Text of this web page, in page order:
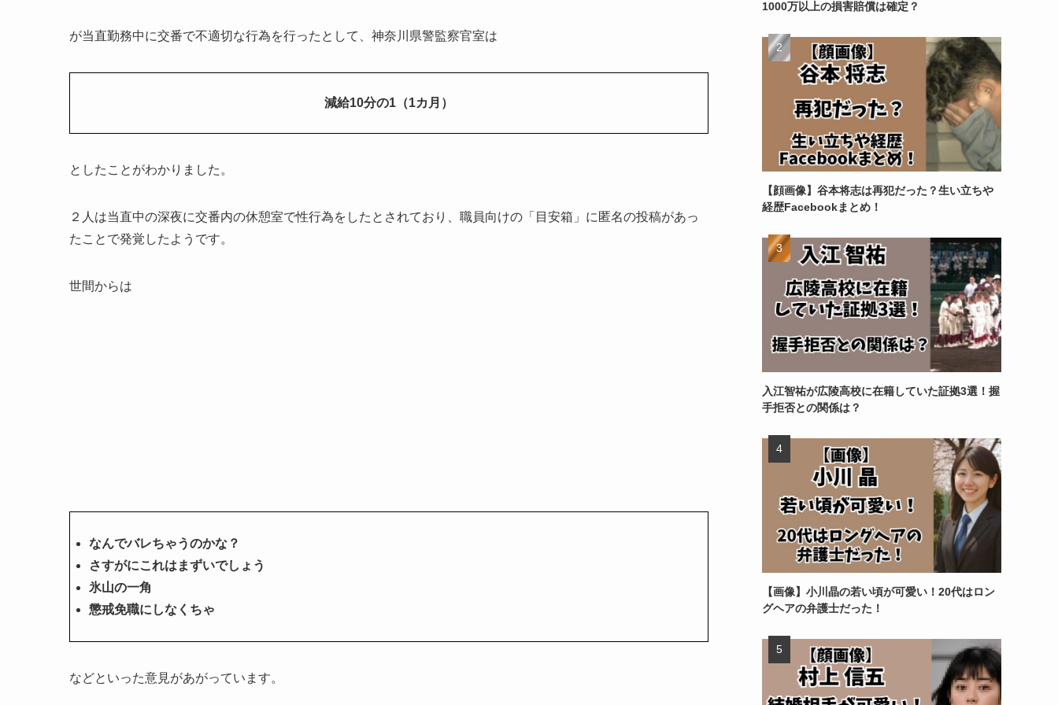
が当直勤務中に交番で不適切な行為を行ったとして、神奈川県警監察官室は
減給10分の1（1カ月）
としたことがわかりました。
２人は当直中の深夜に交番内の休憩室で性行為をしたとされており、職員向けの「目安箱」に匿名の投稿があっ
たことで発覚したようです。
世間からは
なんでバレちゃうのかな？
さすがにこれはまずいでしょう
氷山の一角
懲戒免職にしなくちゃ
などといった意見があがっています。
1000万以上の損害賠償は確定？
【顔画像】谷本将志は再犯だった？生い立ちや
経歴Facebookまとめ！
入江智祐が広陵高校に在籍していた証拠3選！握
手拒否との関係は？
【画像】小川晶の若い頃が可愛い！20代はロン
グヘアの弁護士だった！